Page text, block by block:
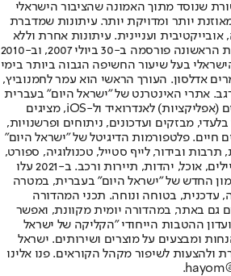
שנוסד מתוך האמונה שהציבור הישראלי
יותר ומדויקת יותר. עיתונות שמדברת
ועניינית. עיתונות אחרת וללא
תשלום. המהדורה המודפסת הראשונה פורסמה ב-30 ביולי 2007, וב-2010
בעל שיעור החשיפה הגבוה ביותר בימי
אדלסון. העורך הראשי הוא עמר לחמנוביץ,
אתרי האינטרנט של "ישראל היום" בעברית
ובאנגלית, כמו כן היישומונים (אפליקציות) לאנדרואיד ול-iOS, מציגים
מבזקים ועדכונים, ניתוחים ופרשנויות,
חיים. פלטפורמות הדיגיטל של "ישראל היום"
ובידור, לייף סטייל, טכנולוגיה, ספורט,
כלכלה וצרכנות, בריאות, חיילים, אוכל, יהדות, תיירות ורכב. ב-2021 עלו
החדש של "ישראל היום" בעברית, במטרה
עדכנית, בטוחה ונוחה. תכני המהדורה
גם באתר, במהדורה יומית מקוונת, ואפשר
ההטבות הייחודי "הקליקה של ישראל
ומבצעים על מוצרים ושירותים. ישראל
ולהצעות לשיפור מקהל הקוראים. פנו אלינו